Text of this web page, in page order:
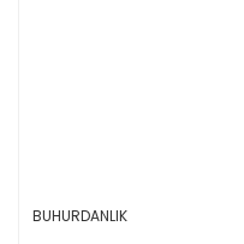
BUHURDANLIK